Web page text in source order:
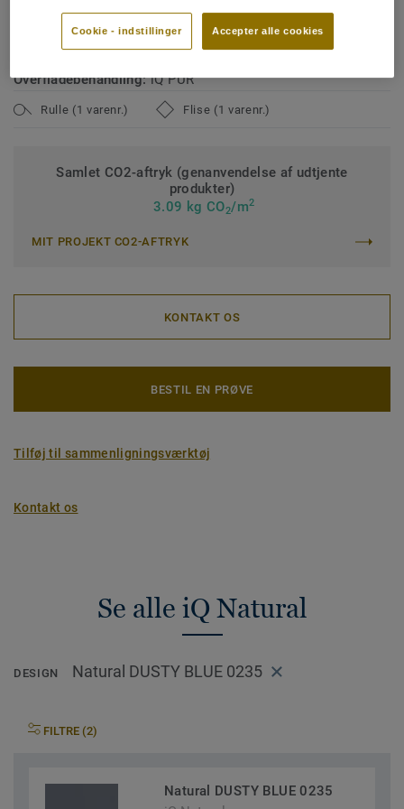
Klassificering Erhverv – brugsklasse:34 Meget høj trafik
Klassificering Industri – brugsklasse:43 Høj
Overfladebehandling:iQ PUR
Rulle (1 varenr.) Flise (1 varenr.)
Samlet CO2-aftryk (genanvendelse af udtjente
produkter)
3.09 kg CO2/m2
MIT PROJEKT CO2-AFTRYK
KONTAKT OS
BESTIL EN PRØVE
Tilføj til sammenligningsværktøj
Kontakt os
Se alle iQ Natural
DESIGN Natural DUSTY BLUE 0235
FILTRE (2)
Natural DUSTY BLUE 0235
Accepter alle cookies
Cookie - indstillinger